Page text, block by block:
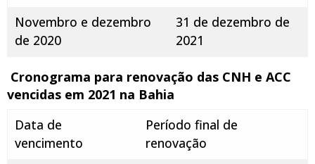
Novembro e dezembro
de 2020
31 de dezembro de
2021
Cronograma para renovação das CNH e ACC
vencidas em 2021 na Bahia
Data de
vencimento
Período final de
renovação